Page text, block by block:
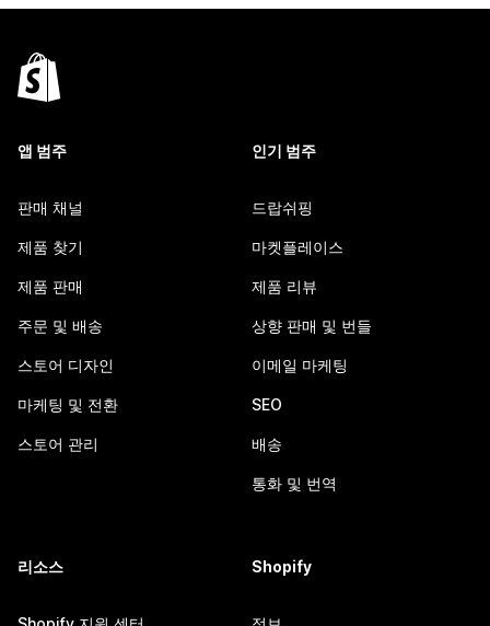
앱 범주
판매 채널
제품 찾기
제품 판매
주문 및 배송
스토어 디자인
마케팅 및 전환
스토어 관리
인기 범주
드랍쉬핑
마켓플레이스
제품 리뷰
상향 판매 및 번들
이메일 마케팅
SEO
배송
통화 및 번역
리소스 Shopify